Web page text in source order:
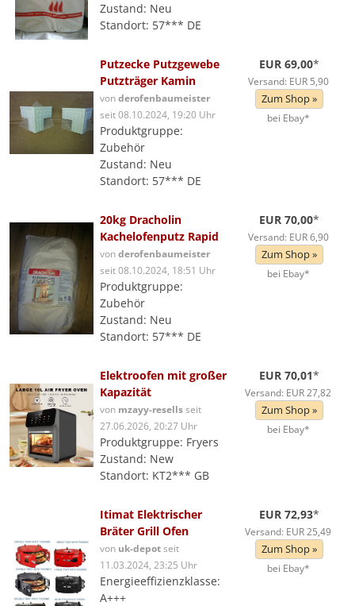
Zustand: Neu
Standort: 57*** DE
Putzecke Putzgewebe
Putzträger Kamin
vonderofenbaumeister
seit 08.10.2024, 19:20 Uhr
Produktgruppe:
Zubehör
Zustand: Neu
Standort: 57*** DE
EUR 69,00*
Versand: EUR 5,90
Zum Shop »
bei Ebay*
20kg Dracholin
Kachelofenputz Rapid
vonderofenbaumeister
seit 08.10.2024, 18:51 Uhr
Produktgruppe:
Zubehör
Zustand: Neu
Standort: 57*** DE
EUR 70,00*
Versand: EUR 6,90
Zum Shop »
bei Ebay*
Elektroofen mit großer
Kapazität
von mzayy-resellsseit
27.06.2026, 20:27 Uhr
Produktgruppe: Fryers
Zustand: New
Standort: KT2*** GB
EUR 70,01*
Versand: EUR 27,82
Zum Shop »
bei Ebay*
Itimat Elektrischer
Bräter Grill Ofen
von uk-depotseit
11.03.2024, 23:25 Uhr
Energieeffizienzklasse:
A+++
EUR 72,93*
Versand: EUR 25,49
Zum Shop »
bei Ebay*